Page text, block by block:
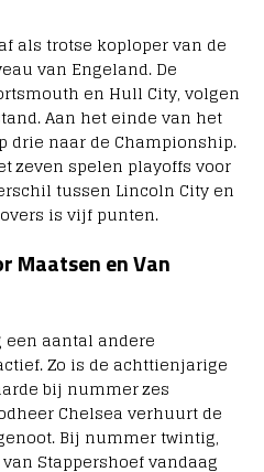
als trotse koploper van de
van Engeland. De
en Hull City, volgen
Aan het einde van het
drie naar de Championship.
zeven spelen playoffs voor
tussen Lincoln City en
is vijf punten.
Maatsen en Van
een aantal andere
Zo is de achttienjarige
bij nummer zes
Chelsea verhuurt de
Bij nummer twintig,
Stappershoef vandaag